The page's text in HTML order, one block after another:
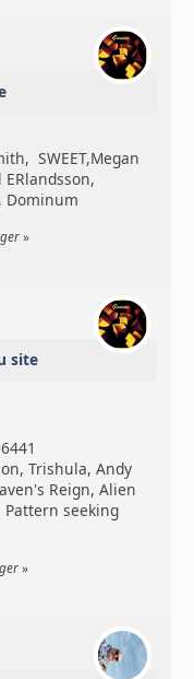
SWEET,Megan
Dominum
»
site
Trishula, Andy
Reign, Alien
seeking
»